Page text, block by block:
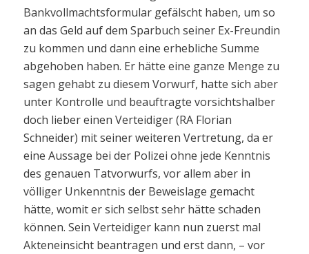
Bankvollmachtsformular gefälscht haben, um so
an das Geld auf dem Sparbuch seiner Ex-Freundin
zu kommen und dann eine erhebliche Summe
abgehoben haben. Er hätte eine ganze Menge zu
sagen gehabt zu diesem Vorwurf, hatte sich aber
unter Kontrolle und beauftragte vorsichtshalber
doch lieber einen Verteidiger (RA Florian
Schneider) mit seiner weiteren Vertretung, da er
eine Aussage bei der Polizei ohne jede Kenntnis
des genauen Tatvorwurfs, vor allem aber in
völliger Unkenntnis der Beweislage gemacht
hätte, womit er sich selbst sehr hätte schaden
können. Sein Verteidiger kann nun zuerst mal
Akteneinsicht beantragen und erst dann, – vor